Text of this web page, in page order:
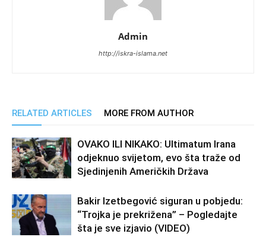
Admin
http://iskra-islama.net
RELATED ARTICLES MORE FROM AUTHOR
OVAKO ILI NIKAKO: Ultimatum Irana
odjeknuo svijetom, evo šta traže od
Sjedinjenih Američkih Država
Bakir Izetbegović siguran u pobjedu:
“Trojka je prekrižena” – Pogledajte
šta je sve izjavio (VIDEO)